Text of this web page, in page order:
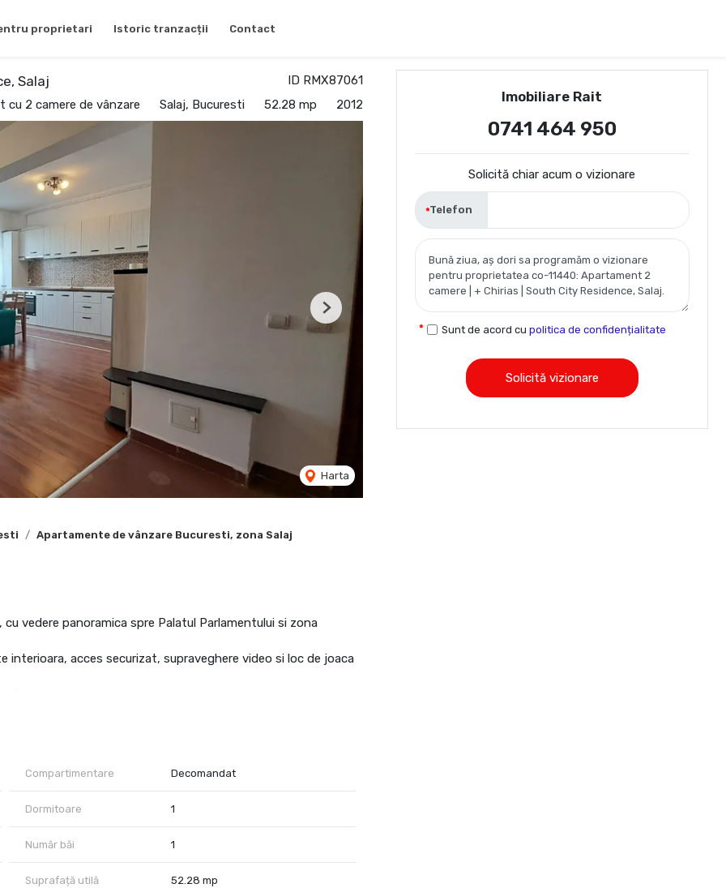
proprietari Istoric tranzacții Contact
ID RMX87061
Salaj
cu 2 camere de vânzare Salaj, Bucuresti 52.28 mp 2012
Harta
Next
Apartamente de vânzare Bucuresti, zona Salaj
vedere panoramica spre Palatul Parlamentului si zona
acces securizat, supraveghere video si loc de joaca
cat si pentru investitie.
de 7.000 euro.
foarte bine intretinut.
AFI Cotroceni, parcul Carol.
Compartimentare Decomandat
Dormitoare 1
Număr băi 1
Suprafață utilă 52.28 mp
Imobiliare Rait
0741 464 950
Solicită chiar acum o vizionare
Telefon
Sunt de acord cu politica de confidențialitate
Solicită vizionare